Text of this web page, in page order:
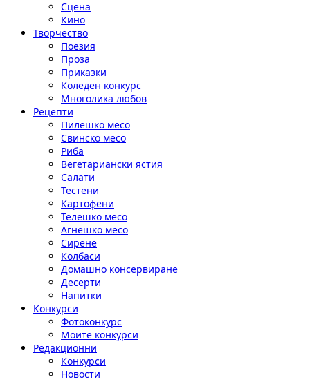
Сцена
Кино
Творчество
Поезия
Проза
Приказки
Коледен конкурс
Многолика любов
Рецепти
Пилешко месо
Свинско месо
Риба
Вегетариански ястия
Салати
Тестени
Картофени
Телешко месо
Агнешко месо
Сирене
Колбаси
Домашно консервиране
Десерти
Напитки
Конкурси
Фотоконкурс
Моите конкурси
Редакционни
Конкурси
Новости